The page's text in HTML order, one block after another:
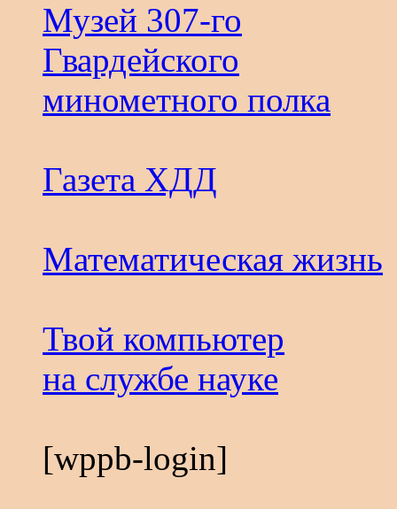
Музей 307-го
Гвардейского
минометного полка
Газета ХДД
Математическая жизнь
Твой компьютер
на службе науке
[wppb-login]